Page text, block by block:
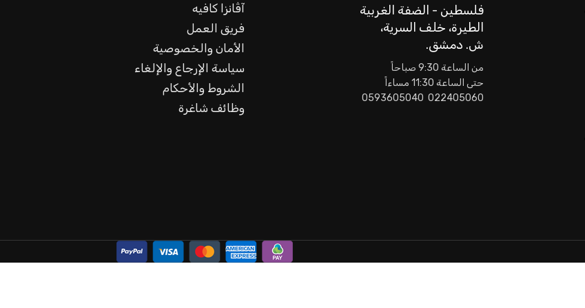
فلسطين - الضفة الغربية
الطيرة، خلف السرية،
ش. دمشق.
من الساعة 9:30 صباحاً
حتى الساعة 11:30 مساءاً
022405060 0593605040
آڤانزا كافيه
فريق العمل
الأمان والخصوصية
سياسة الإرجاع والإلغاء
الشروط والأحكام
وظائف شاغرة